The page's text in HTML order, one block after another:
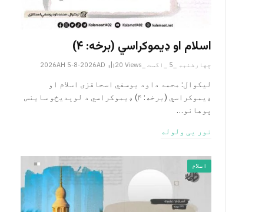
اسلام او ډیموکراسي (برخه: ۴)
چهارشنبه _5 _اگست _2026AH 5-8-2026AD 20 Views
لیکوال: محمد داود یوسفي اسحاقزی اسلام او
ډیموکراسي (برخه: ۴) ډیموکراسي د لوېدیځو ساینس
پوهانو…
نور یی ولوله
اسلام